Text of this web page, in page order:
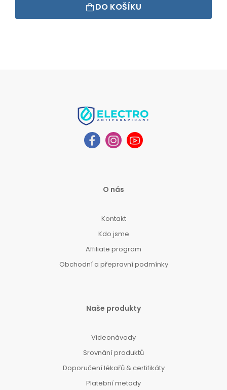
DO KOŠÍKU
O nás
Kontakt
Kdo jsme
Affiliate program
Obchodní a přepravní podmínky
Naše produkty
Videonávody
Srovnání produktů
Doporučení lékařů & certifikáty
Platební metody